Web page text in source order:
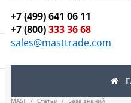
+7 (499) 641 06 11
+7 (800)333 36 68
sales@masttrade.com
MAST / Статьи / База знаний